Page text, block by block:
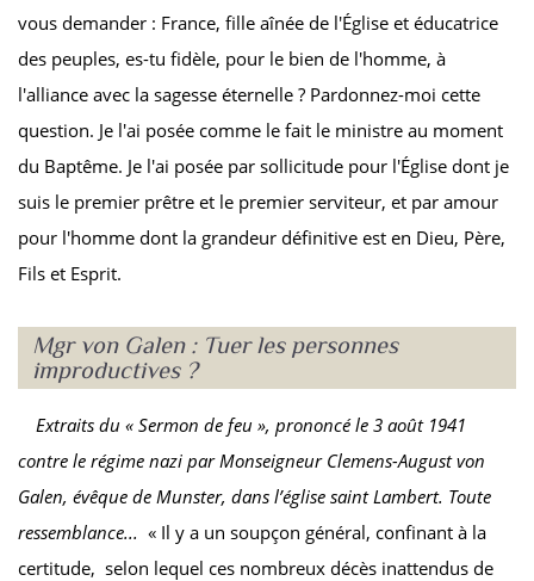
vous demander : France, fille aînée de l'Église et éducatrice
des peuples, es-tu fidèle, pour le bien de l'homme, à
l'alliance avec la sagesse éternelle ? Pardonnez-moi cette
question. Je l'ai posée comme le fait le ministre au moment
du Baptême. Je l'ai posée par sollicitude pour l'Église dont je
suis le premier prêtre et le premier serviteur, et par amour
pour l'homme dont la grandeur définitive est en Dieu, Père,
Fils et Esprit.
Mgr von Galen : Tuer les personnes
improductives ?
Extraits du « Sermon de feu », prononcé le 3 août 1941
contre le régime nazi par Monseigneur Clemens-August von
Galen, évêque de Munster, dans l’église saint Lambert. Toute
ressemblance... « Il y a un soupçon général, confinant à la
certitude, selon lequel ces nombreux décès inattendus de